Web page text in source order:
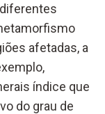
afetadas, a
índice que
do grau de